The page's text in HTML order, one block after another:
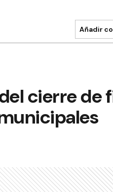
Añadir
cierre de